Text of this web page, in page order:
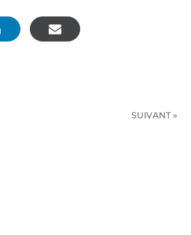
SUIVANT »